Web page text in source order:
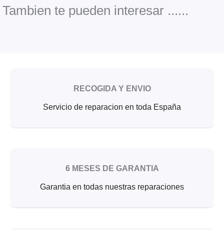
o
k
e
Tambien te pueden interesar ......
RECOGIDA Y ENVIO
Servicio de reparacion en toda España
6 MESES DE GARANTIA
Garantia en todas nuestras reparaciones